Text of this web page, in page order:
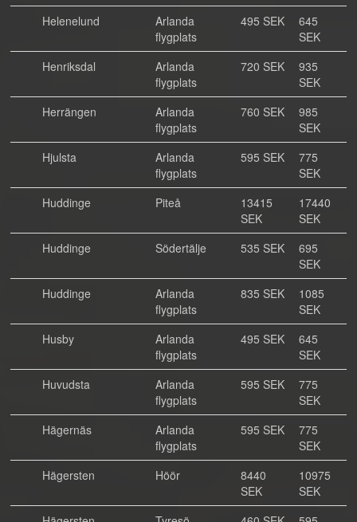
Helenelund
Arlanda
flygplats
495 SEK
645
SEK
Henriksdal
Arlanda
flygplats
720 SEK
935
SEK
Herrängen
Arlanda
flygplats
760 SEK
985
SEK
Hjulsta
Arlanda
flygplats
595 SEK
775
SEK
Huddinge
Piteå
13415
SEK
17440
SEK
Huddinge
Södertälje 535 SEK
695
SEK
Huddinge
Arlanda
flygplats
835 SEK
1085
SEK
Husby
Arlanda
flygplats
495 SEK
645
SEK
Huvudsta
Arlanda
flygplats
595 SEK
775
SEK
Hägernäs
Arlanda
flygplats
595 SEK
775
SEK
Hägersten
Höör
8440
SEK
10975
SEK